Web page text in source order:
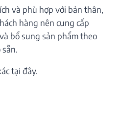
và phù hợp với bản thân,
hàng nên cung cấp
bổ sung sản phẩm theo
tại đây.